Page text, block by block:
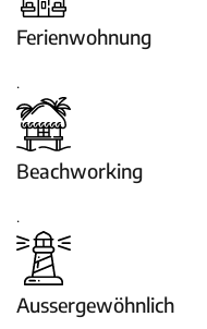
Ferienwohnung
.
Beachworking
.
Aussergewöhnlich